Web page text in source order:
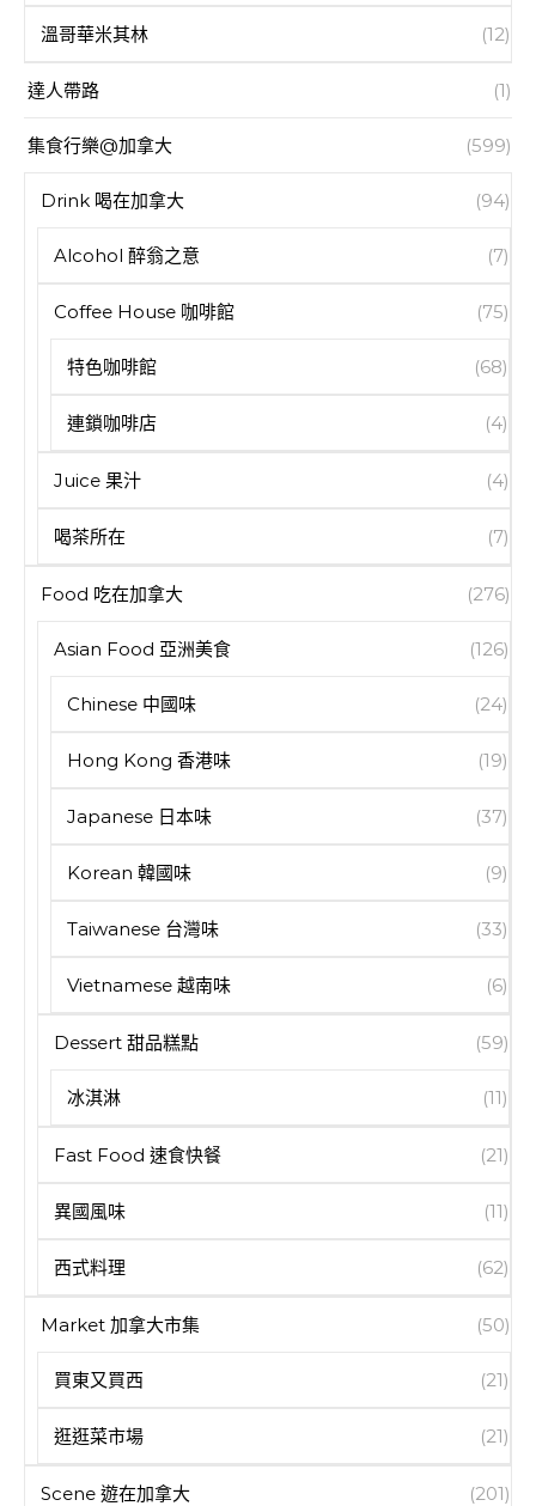
溫哥華米其林 (12)
達人帶路 (1)
集食行樂@加拿大 (599)
Drink 喝在加拿大 (94)
Alcohol 醉翁之意 (7)
Coffee House 咖啡館 (75)
特色咖啡館 (68)
連鎖咖啡店 (4)
Juice 果汁 (4)
喝茶所在 (7)
Food 吃在加拿大 (276)
Asian Food 亞洲美食 (126)
Chinese 中國味 (24)
Hong Kong 香港味 (19)
Japanese 日本味 (37)
Korean 韓國味 (9)
Taiwanese 台灣味 (33)
Vietnamese 越南味 (6)
Dessert 甜品糕點 (59)
冰淇淋 (11)
Fast Food 速食快餐 (21)
異國風味 (11)
西式料理 (62)
Market 加拿大市集 (50)
買東又買西 (21)
逛逛菜市場 (21)
Scene 遊在加拿大 (201)